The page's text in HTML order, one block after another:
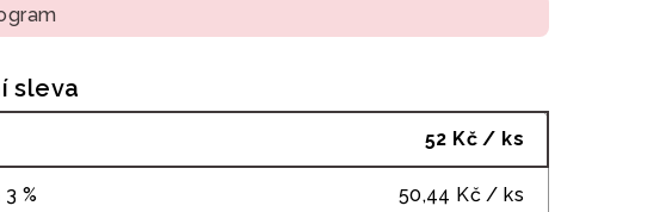
sleva
52 Kč / ks
% 50,44 Kč / ks